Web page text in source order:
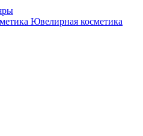
Ювелирная косметика